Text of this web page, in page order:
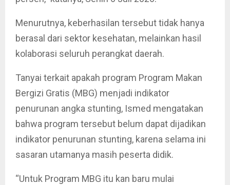
Menurutnya, keberhasilan tersebut tidak hanya
berasal dari sektor kesehatan, melainkan hasil
kolaborasi seluruh perangkat daerah.
Tanyai terkait apakah program Program Makan
Bergizi Gratis (MBG) menjadi indikator
penurunan angka stunting, Ismed mengatakan
bahwa program tersebut belum dapat dijadikan
indikator penurunan stunting, karena selama ini
sasaran utamanya masih peserta didik.
“Untuk Program MBG itu kan baru mulai